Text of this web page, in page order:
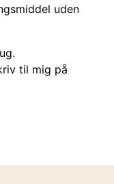
uden
til mig på